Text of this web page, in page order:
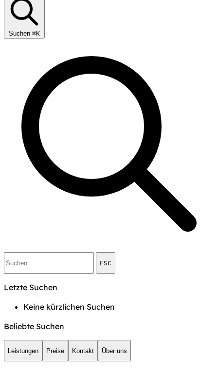
Suchen ⌘K
ESC
Letzte Suchen
Keine kürzlichen Suchen
Beliebte Suchen
Leistungen Preise Kontakt Über uns